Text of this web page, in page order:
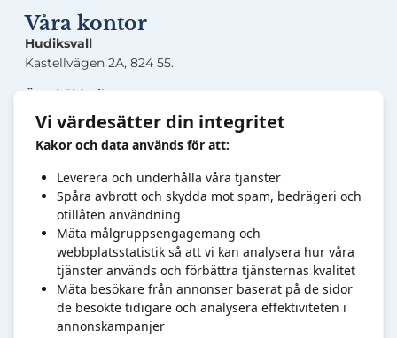
Våra kontor
Hudiksvall
Kastellvägen 2A, 824 55.
Örnsköldsvik
Lasarettsgatan 5, 891 33.
Sandviken
Högbovägen 45, 811 32.
Kontakt
10-6820878
info@foretagsutbildarna.se
Organisationsnr: 769606-7409.
Vi värdesätter din integritet
Kakor och data används för att:
Leverera och underhålla våra tjänster
Spåra avbrott och skydda mot spam, bedrägeri och
otillåten användning
Mäta målgruppsengagemang och
webbplatsstatistik så att vi kan analysera hur våra
tjänster används och förbättra tjänsternas kvalitet
Mäta besökare från annonser baserat på de sidor
de besökte tidigare och analysera effektiviteten i
annonskampanjer